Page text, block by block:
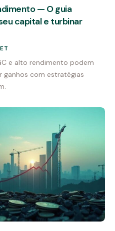
— O guia
capital e turbinar
e alto rendimento podem
ganhos com estratégias